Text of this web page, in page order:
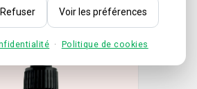
Refuser Voir les préférences
· Politique de cookies